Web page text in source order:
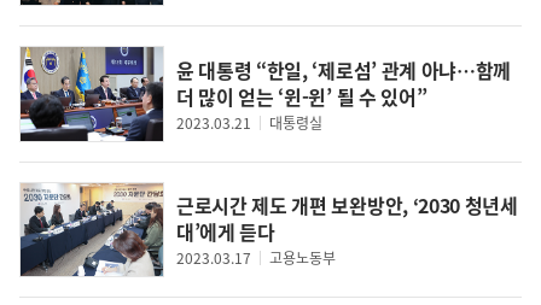
윤 대통령 “한일, ‘제로섬’ 관계 아냐…함께
더 많이 얻는 ‘윈-윈’ 될 수 있어”
2023.03.21 대통령실
근로시간 제도 개편 보완방안, ‘2030 청년세
대’에게 듣다
2023.03.17 고용노동부